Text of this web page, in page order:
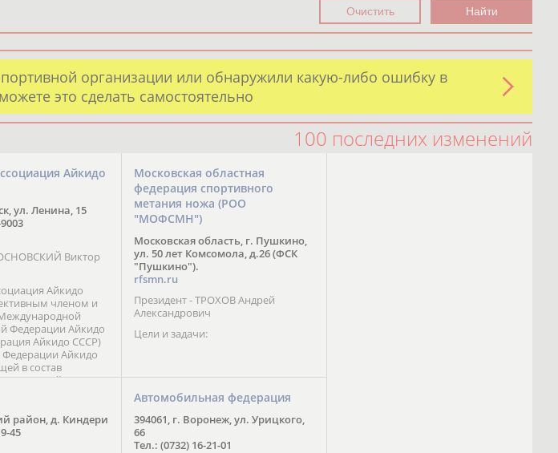
организации или обнаружили какую-либо ошибку в
это сделать самостоятельно
100 последних изменений
Айкидо
ул. Ленина, 15
Виктор
Айкидо
членом и
Федерации Айкидо
Айкидо СССР)
Федерации Айкидо
в состав
Совета Айкидо
которого
Московская областная
федерация спортивного
метания ножа (РОО
"МОФСМН")
Московская область, г. Пушкино,
ул. 50 лет Комсомола, д.26 (ФСК
"Пушкино").
rfsmn.ru
Президент - ТРОХОВ Андрей
Александрович
Цели и задачи:
район, д. Киндери
45
Автомобильная федерация
394061, г. Воронеж, ул. Урицкого,
66
Тел.: (0732) 16-21-01